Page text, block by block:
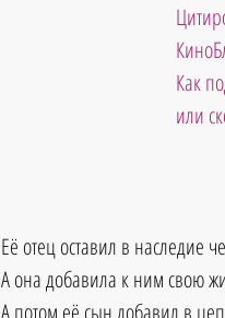
Как
или
Её отец оставил в наследие
А она добавила к ним свою
А потом её сын добавил в